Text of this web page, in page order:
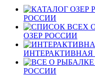
РОССИИ
ОЗЕР РОССИИ
ИНТЕРАКТИВНАЯ
РОССИИ